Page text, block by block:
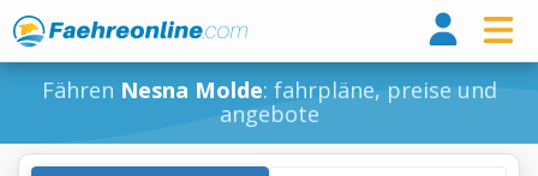
Fähren Nesna Molde: fahrpläne, preise und
angebote